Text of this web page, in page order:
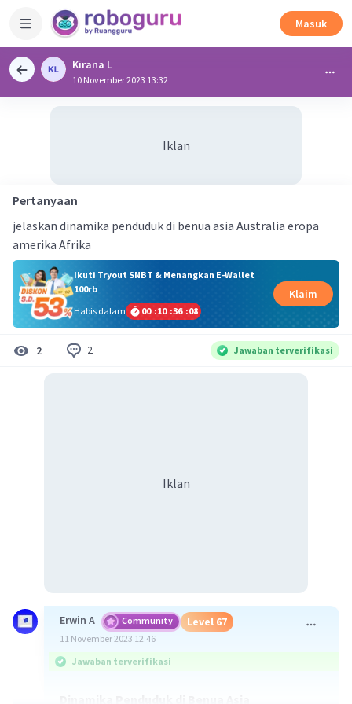
Masuk
Kirana L
10 November 2023 13:32
Iklan
Pertanyaan
jelaskan dinamika penduduk di benua asia Australia eropa
amerika Afrika
Ikuti Tryout SNBT & Menangkan E-Wallet
100rb
Habis dalam
00 :10 :36 :08
Klaim
2 2 Jawaban terverifikasi
Iklan
Erwin A Community Level 67
11 November 2023 12:46
Jawaban terverifikasi